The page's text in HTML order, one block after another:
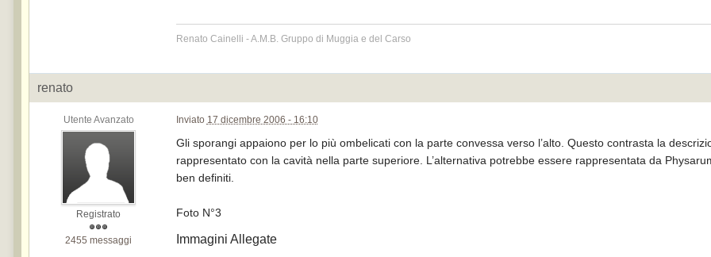
Renato Cainelli - A.M.B. Gruppo di Muggia e del Carso
renato
Utente Avanzato
Registrato
2455 messaggi
Inviato 17 dicembre 2006 - 16:10
Gli sporangi appaiono per lo più ombelicati con la parte convessa verso l’alto. Questo contrasta la
rappresentato con la cavità nella parte superiore. L’alternativa potrebbe essere rappresentata da
ben definiti.
Foto N°3
Immagini Allegate